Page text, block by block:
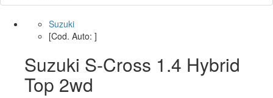
Suzuki
[Cod. Auto: ]
Suzuki S-Cross 1.4 Hybrid
Top 2wd